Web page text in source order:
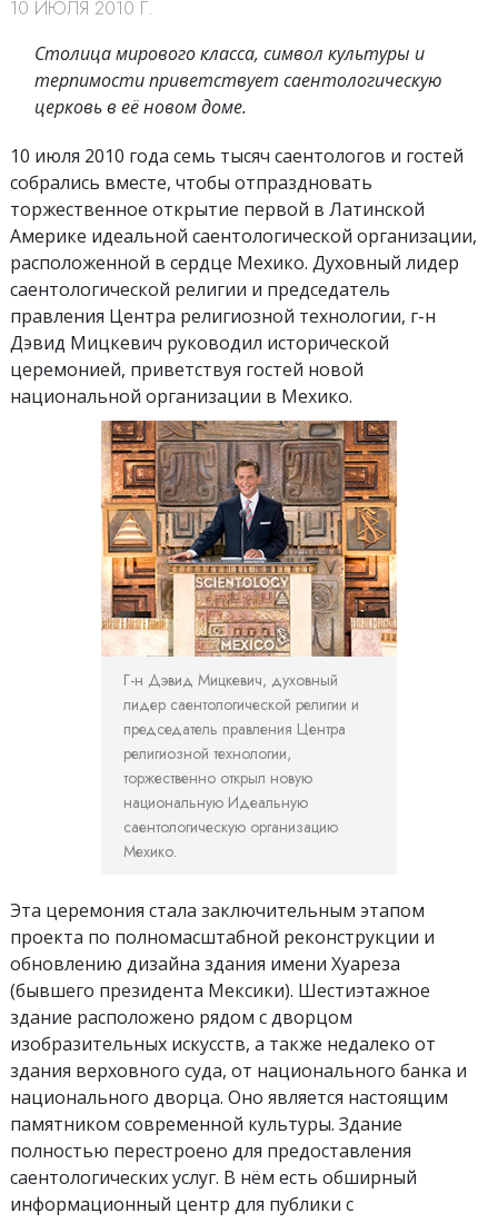
10 ИЮЛЯ 2010 Г.
Столица мирового класса, символ культуры и
терпимости приветствует саентологическую
церковь в её новом доме.
10 июля 2010 года семь тысяч саентологов и гостей
собрались вместе, чтобы отпраздновать
торжественное открытие первой в Латинской
Америке идеальной саентологической организации,
расположенной в сердце Мехико. Духовный лидер
саентологической религии и председатель
правления Центра религиозной технологии, г-н
Дэвид Мицкевич руководил исторической
церемонией, приветствуя гостей новой
национальной организации в Мехико.
Г-н Дэвид Мицкевич, духовный
лидер саентологической религии и
председатель правления Центра
религиозной технологии,
торжественно открыл новую
национальную Идеальную
саентологическую организацию
Мехико.
Эта церемония стала заключительным этапом
проекта по полномасштабной реконструкции и
обновлению дизайна здания имени Хуареза
(бывшего президента Мексики). Шестиэтажное
здание расположено рядом с дворцом
изобразительных искусств, а также недалеко от
здания верховного суда, от национального банка и
национального дворца. Оно является настоящим
памятником современной культуры. Здание
полностью перестроено для предоставления
саентологических услуг. В нём есть обширный
информационный центр для публики с